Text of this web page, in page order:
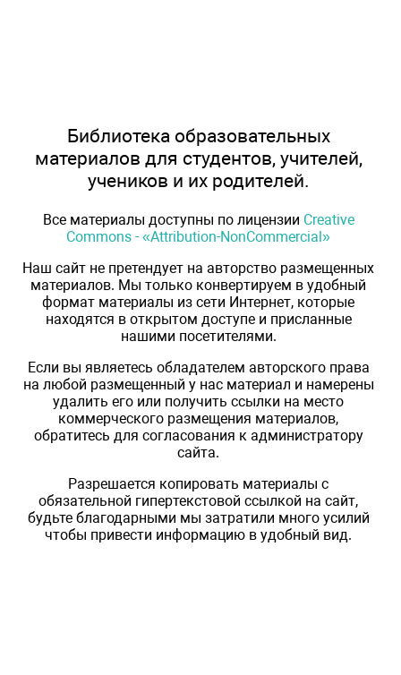
Библиотека образовательных
материалов для студентов, учителей,
учеников и их родителей.
Все материалы доступны по лицензии Creative
Commons - «Attribution-NonCommercial»
Наш сайт не претендует на авторство размещенных
материалов. Мы только конвертируем в удобный
формат материалы из сети Интернет, которые
находятся в открытом доступе и присланные
нашими посетителями.
Если вы являетесь обладателем авторского права
на любой размещенный у нас материал и намерены
удалить его или получить ссылки на место
коммерческого размещения материалов,
обратитесь для согласования к администратору
сайта.
Разрешается копировать материалы с
обязательной гипертекстовой ссылкой на сайт,
будьте благодарными мы затратили много усилий
чтобы привести информацию в удобный вид.